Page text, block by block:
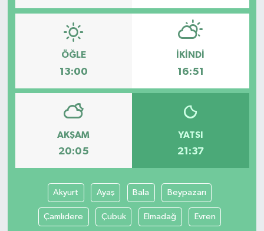
ÖĞLE
13:00
İKINDI
16:51
AKŞAM
20:05
YATSI
21:37
Akyurt Ayaş Bala Beypazarı
Çamlıdere Çubuk Elmadağ Evren